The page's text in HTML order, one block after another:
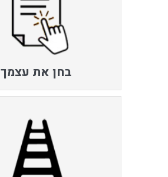
בחן את עצמך